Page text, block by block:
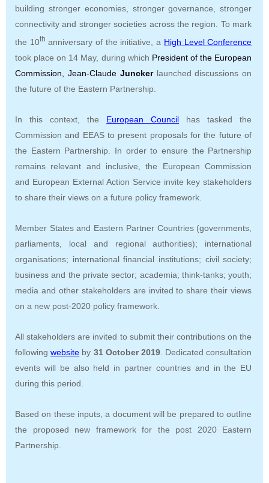
building stronger economies, stronger governance, stronger
connectivity and stronger societies across the region. To mark
the 10th anniversary of the initiative, a High Level Conference
took place on 14 May, during which President of the European
Commission, Jean-Claude Juncker launched discussions on
the future of the Eastern Partnership.
In this context, the European Council has tasked the
Commission and EEAS to present proposals for the future of
the Eastern Partnership. In order to ensure the Partnership
remains relevant and inclusive, the European Commission
and European External Action Service invite key stakeholders
to share their views on a future policy framework.
Member States and Eastern Partner Countries (governments,
parliaments, local and regional authorities); international
organisations; international financial institutions; civil society;
business and the private sector; academia; think-tanks; youth;
media and other stakeholders are invited to share their views
on a new post-2020 policy framework.
All stakeholders are invited to submit their contributions on the
followingwebsite by 31 October 2019. Dedicated consultation
events will be also held in partner countries and in the EU
during this period.
Based on these inputs, a document will be prepared to outline
the proposed new framework for the post 2020 Eastern
Partnership.